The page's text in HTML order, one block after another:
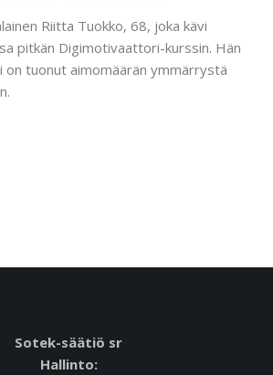
Riitta Tuokko, 68, joka kävi
pitkän Digimotivaattori-kurssin. Hän
on tuonut aimomäärän ymmärrystä
Sotek-säätiö sr
Hallinto: